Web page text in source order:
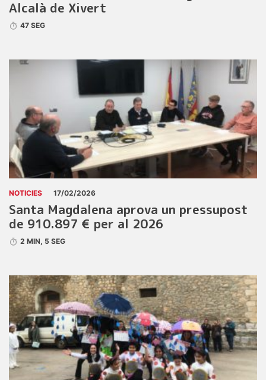
Alcalà de Xivert
47 SEG
NOTICIES 17/02/2026
Santa Magdalena aprova un pressupost
de 910.897 € per al 2026
2 MIN, 5 SEG